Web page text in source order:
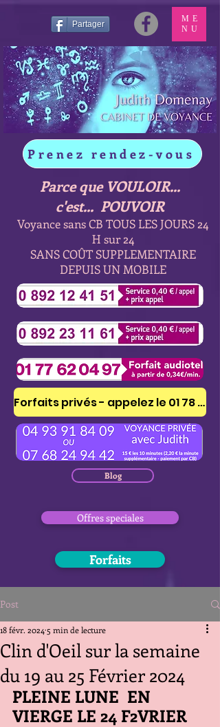
Partager
Prenez rendez-vous
Parce que VOULOIR...
c'est... POUVOIR
Voyance sans CB TOUS LES JOURS 24
H sur 24
SANS COÛT SUPPLEMENTAIRE
DEPUIS UN MOBILE
Blog
Offres speciales
ME
NU
Forfaits
Forfaits privés - appelez le 01 78 41 53 51
Post
Clin d'Oeil sur la semaine
du 19 au 25 Février 2024
18 févr. 2024 5 min de lecture
PLEINE LUNE  EN
VIERGE LE 24 F2VRIER